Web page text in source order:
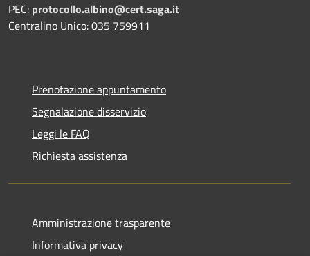
PEC: protocollo.albino@cert.saga.it
Centralino Unico: 035 759911
Prenotazione appuntamento
Segnalazione disservizio
Leggi le FAQ
Richiesta assistenza
Amministrazione trasparente
Informativa privacy